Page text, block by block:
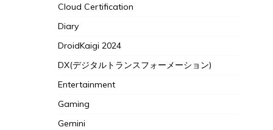
Cloud Certification
Diary
DroidKaigi 2024
DX(デジタルトランスフォーメーション)
Entertainment
Gaming
Gemini